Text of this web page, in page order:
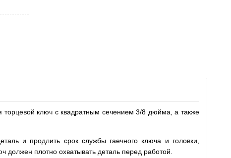
ключ с квадратным сечением 3/8 дюйма, а также
и продлить срок службы гаечного ключа и головки,
должен плотно охватывать деталь перед работой.